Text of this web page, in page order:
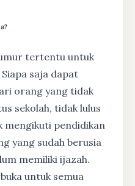
tertentu untuk
saja dapat
orang yang tidak
sekolah, tidak lulus
mengikuti pendidikan
yang sudah berusia
memiliki ijazah.
untuk semua